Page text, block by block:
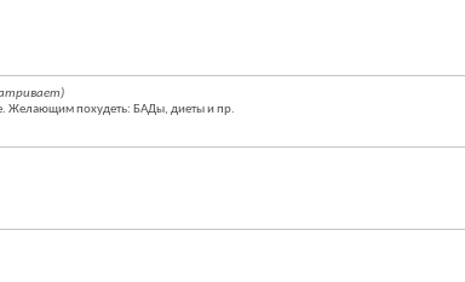
Желающим похудеть: БАДы, диеты и пр.